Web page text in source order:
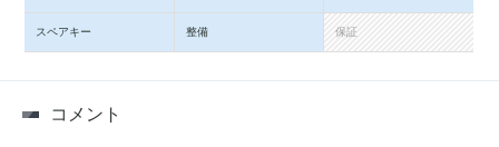
スペアキー 整備 保証
コメント